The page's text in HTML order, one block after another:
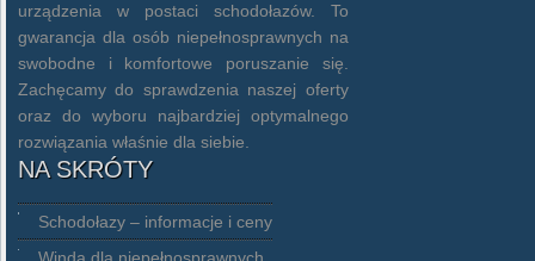
urządzenia w postaci schodołazów. To
gwarancja dla osób niepełnosprawnych na
swobodne i komfortowe poruszanie się.
Zachęcamy do sprawdzenia naszej oferty
oraz do wyboru najbardziej optymalnego
rozwiązania właśnie dla siebie.
NA SKRÓTY
Schodołazy – informacje i ceny